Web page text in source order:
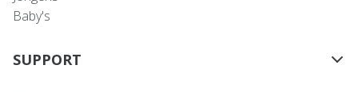
Baby's
SUPPORT